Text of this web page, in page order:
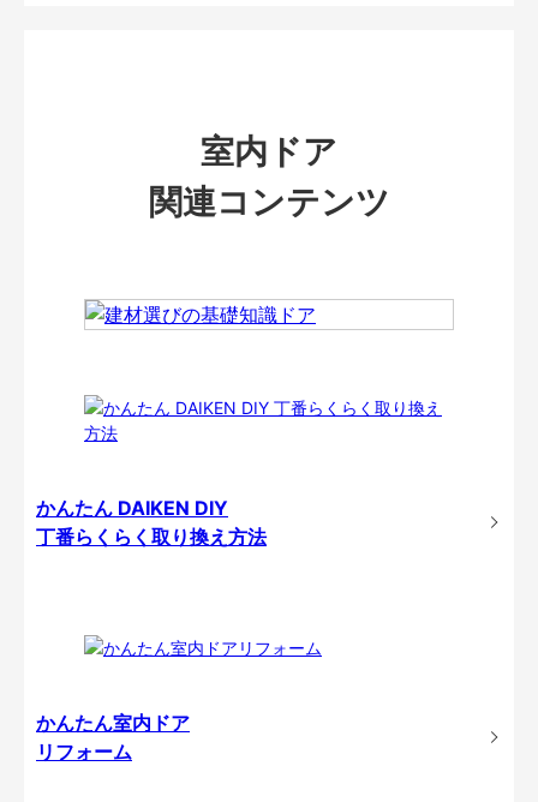
室内ドア
関連コンテンツ
かんたん DAIKEN DIY
丁番らくらく取り換え方法
かんたん室内ドア
リフォーム